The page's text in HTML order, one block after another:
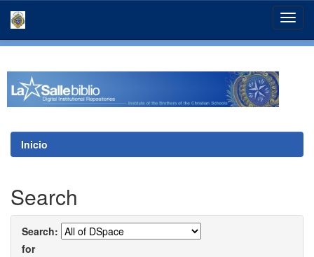
Inicio
Search
Search:
for